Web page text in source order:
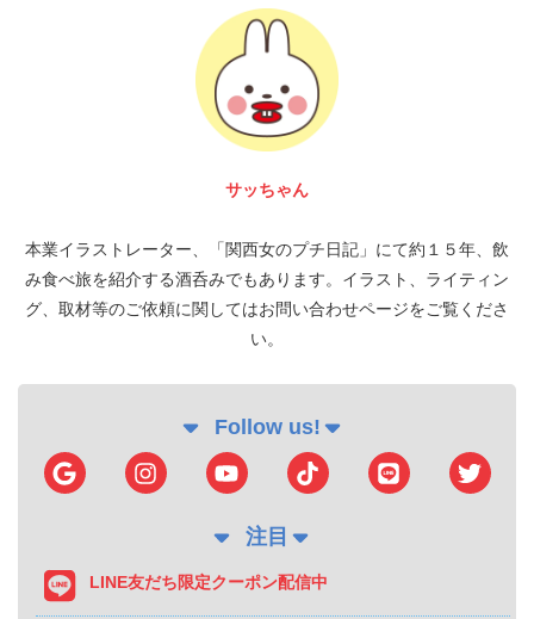
サッちゃん
本業イラストレーター、「関西女のプチ日記」にて約１５年、飲
み食べ旅を紹介する酒呑みでもあります。イラスト、ライティン
グ、取材等のご依頼に関してはお問い合わせページをご覧くださ
い。
Follow us!
注目
LINE友だち限定クーポン配信中